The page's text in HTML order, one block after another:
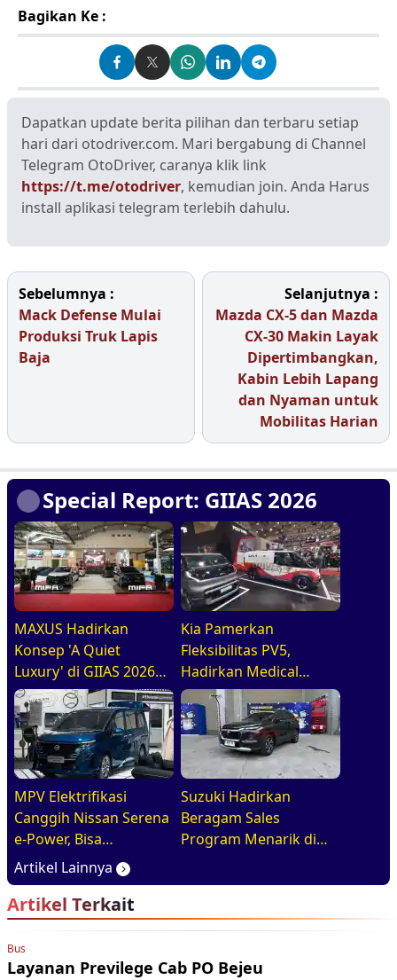
Bagikan Ke :
Dapatkan update berita pilihan dan terbaru setiap
hari dari otodriver.com. Mari bergabung di Channel
Telegram OtoDriver, caranya klik link
https://t.me/otodriver, kemudian join. Anda Harus
install aplikasi telegram terlebih dahulu.
Sebelumnya :
Mack Defense Mulai
Produksi Truk Lapis
Baja
Selanjutnya :
Mazda CX-5 dan Mazda
CX-30 Makin Layak
Dipertimbangkan,
Kabin Lebih Lapang
dan Nyaman untuk
Mobilitas Harian
Special Report: GIIAS 2026
MAXUS Hadirkan
Konsep 'A Quiet
Luxury' di GIIAS 2026
melalui Jajaran
Premium Electric MPV
Kia Pamerkan
Fleksibilitas PV5,
Hadirkan Medical
Purpose Vehicle di
GIIAS 2026
MPV Elektrifikasi
Canggih Nissan Serena
e-Power, Bisa
Diandalkan Untuk
Kebutuhan Harian
Keluarga
Suzuki Hadirkan
Beragam Sales
Program Menarik di
DP Ringan hingga
Artikel Lainnya
Artikel Terkait
Bus
Layanan Previlege Cab PO Bejeu